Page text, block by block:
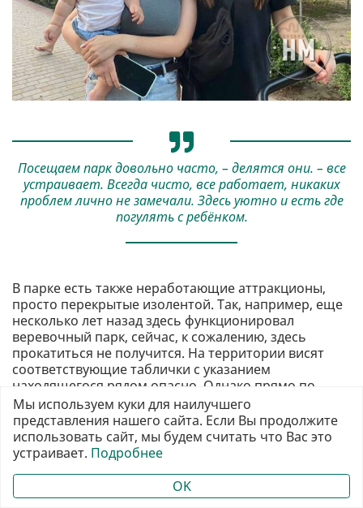
Посещаем парк довольно часто, – делятся они. – все
устраивает. Всегда чисто, все работает, никаких
проблем лично не замечали. Здесь уютно и есть где
погулять с ребёнком.
В парке есть также неработающие аттракционы,
просто перекрытые изолентой. Так, например, еще
несколько лет назад здесь функционировал
веревочный парк, сейчас, к сожалению, здесь
прокатиться не получится. На территории висят
соответствующие таблички с указанием
находящегося рядом опасно. Однако прямо по
территории бывшего аттракциона спокойно ходят
люди с детьми, потому что здесь нет никаких
ограждений. Отметим, что конструкция вся
переломана, где-то торчат деревянная лестница, а
где-то испорченный канат и вообще свисает прямо
над головой. Погодные условия также играют свою
роль в разрушении дорожки, поэтому следует
Мы используем куки для наилучшего
представления нашего сайта. Если Вы продолжите
использовать сайт, мы будем считать что Вас это
устраивает. Подробнее
OK